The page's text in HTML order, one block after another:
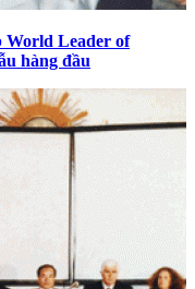
World Leader of
hàng đầu